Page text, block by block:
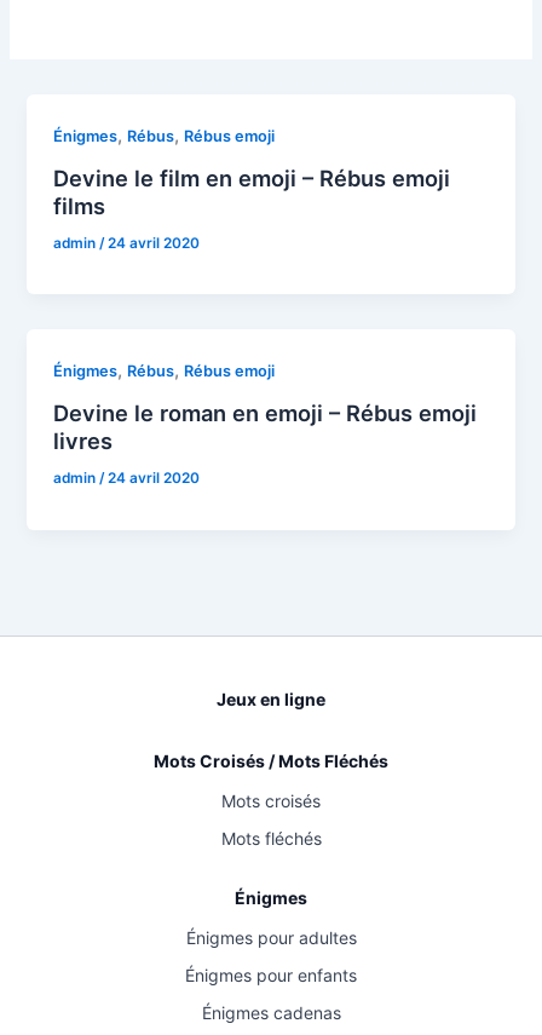
Énigmes, Rébus, Rébus emoji
Devine le film en emoji – Rébus emoji
films
admin /24 avril 2020
Énigmes, Rébus, Rébus emoji
Devine le roman en emoji – Rébus emoji
livres
admin/24 avril 2020
Jeux en ligne
Mots Croisés / Mots Fléchés
Mots croisés
Mots fléchés
Énigmes
Énigmes pour adultes
Énigmes pour enfants
Énigmes cadenas